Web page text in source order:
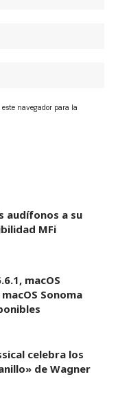
navegador para la
audífonos a su
MFi
macOS
Sonoma
celebra los
de Wagner